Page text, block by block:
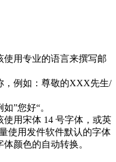
使用专业的语言来撰写邮
，例如：尊敬的XXX先生/
”您好“。
用宋体 14 号字体，或英
使用发件软件默认的字体
颜色的自动转换。